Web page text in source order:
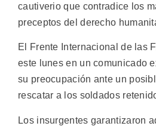
cautiverio que contradice los
preceptos del derecho
El Frente Internacional de las
este lunes en un comunicado
su preocupación ante un
rescatar a los soldados
Los insurgentes garantizaron